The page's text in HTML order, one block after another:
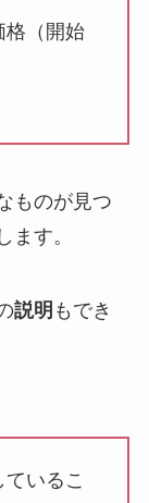
格（開始
ものが見つ
ます。
説明 もでき
いるこ